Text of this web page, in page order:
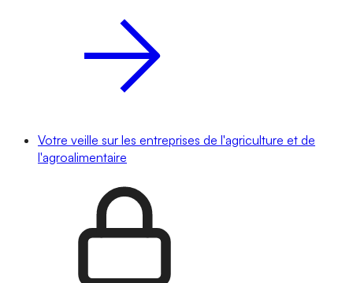
Votre veille sur les entreprises de l'agriculture et de
l'agroalimentaire